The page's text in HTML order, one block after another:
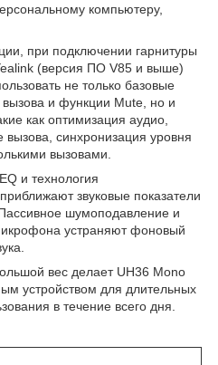
компьютеру,
при подключении гарнитуры
(версия ПО V85 и выше)
не только базовые
и функции Mute, но и
как оптимизация аудио,
синхронизация уровня
вызовами.
и технология
звуковые показатели
шумоподавление и
устраняют фоновый
вес делает UH36 Mono
устройством для длительных
в течение всего дня.